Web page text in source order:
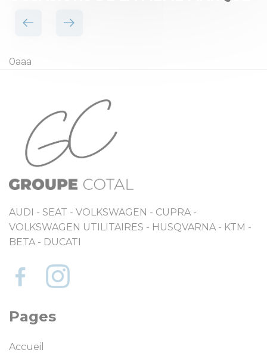
0aaa
AUDI - SEAT - VOLKSWAGEN - CUPRA -
VOLKSWAGEN UTILITAIRES - HUSQVARNA - KTM -
BETA - DUCATI
Pages
Accueil